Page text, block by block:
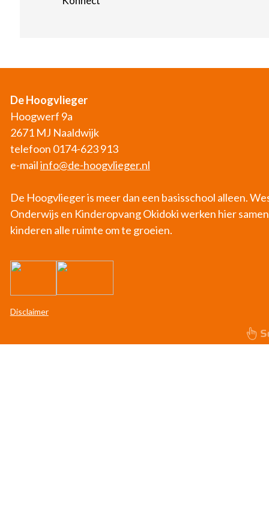
De Hoogvlieger
Hoogwerf 9a
2671 MJ Naaldwijk
telefoon 0174-623 913
e-mailinfo@de-hoogvlieger.nl
De Hoogvlieger is meer dan een basisschool alleen.
Onderwijs en Kinderopvang Okidoki werken hier
kinderen alle ruimte om te groeien.
Disclaimer